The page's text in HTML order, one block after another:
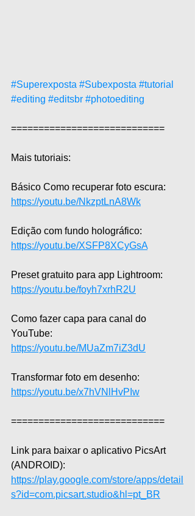
#Superexposta #Subexposta #tutorial
#editing #editsbr #photoediting
============================
Mais tutoriais:
Básico Como recuperar foto escura:
https://youtu.be/NkzptLnA8Wk
Edição com fundo holográfico:
https://youtu.be/XSFP8XCyGsA
Preset gratuito para app Lightroom:
https://youtu.be/foyh7xrhR2U
Como fazer capa para canal do
YouTube:
https://youtu.be/MUaZm7iZ3dU
Transformar foto em desenho:
https://youtu.be/x7hVNlHvPIw
============================
Link para baixar o aplicativo PicsArt
(ANDROID):
https://play.google.com/store/apps/detail
s?id=com.picsart.studio&hl=pt_BR